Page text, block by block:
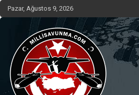
Skip
to
Pazar, Ağustos 9, 2026